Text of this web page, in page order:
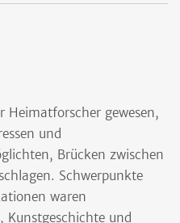
Heimatforscher gewesen,
und
Brücken zwischen
Schwerpunkte
waren
Kunstgeschichte und